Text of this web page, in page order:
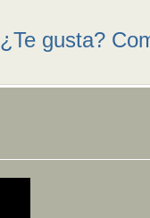
¿Te gusta?